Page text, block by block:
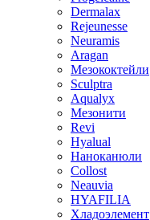
Dermalax
Rejeunesse
Neuramis
Aragan
Мезококтейли
Sculptra
Aqualyx
Мезонити
Revi
Hyalual
Наноканюли
Collost
Neauvia
HYAFILIA
Хладоэлемент